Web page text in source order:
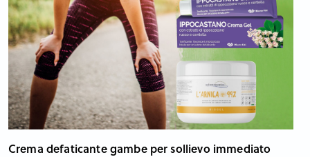
Crema defaticante gambe per sollievo immediato